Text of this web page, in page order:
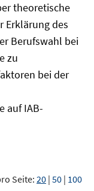
theoretische
Erklärung des
Berufswahl bei
zu
bei der
auf IAB-
Seite:20 | 50 | 100